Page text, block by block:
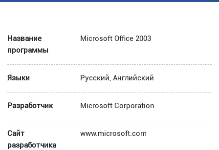
Название
программы
Microsoft Office 2003
Языки Русский, Английский
Разработчик Microsoft Corporation
Сайт
разработчика
www.microsoft.com